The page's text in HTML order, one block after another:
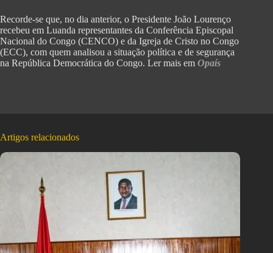
Recorde-se que, no dia anterior, o Presidente João Lourenço
recebeu em Luanda representantes da Conferência Episcopal
Nacional do Congo (CENCO) e da Igreja de Cristo no Congo
(ECC), com quem analisou a situação política e de segurança
na República Democrática do Congo. Ler mais em Opaís
Artigos relacionados